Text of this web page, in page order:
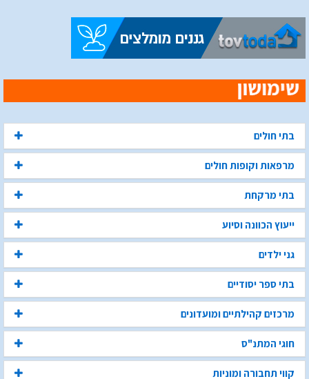
בתי חולים
מרפאות וקופות חולים
בתי מרקחת
ייעוץ הכוונה וסיוע
גני ילדים
בתי ספר יסודיים
מרכזים קהילתיים ומועדונים
חוגי המתנ"ס
קווי תחבורה ומוניות